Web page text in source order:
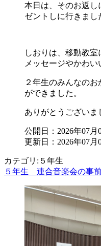
本日は、そのお返し
ゼントしに行きまし
しおりは、移動教
メッセージやかわい
２年生のみんなの
ができました。
ありがとうございま
公開日：2026年07月
更新日：2026年07月
カテゴリ:５年生
５年生 連合音楽会の事